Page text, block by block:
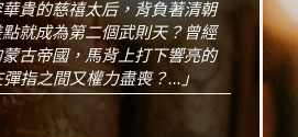
華貴的慈禧太后，背負著清朝
就成為第二個武則天？曾經
古帝國，馬背上打下響亮的
指之間又權力盡喪？...」